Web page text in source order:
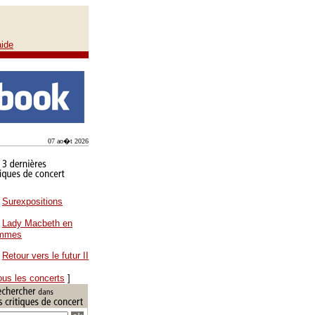
07 ao�t 2026
Surexpositions
Lady Macbeth en
Retour vers le futur II
les concerts ]